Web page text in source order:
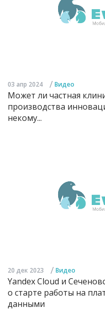
03 апр 2024 / Видео
Может ли частная
производства
некому...
20 дек 2023 / Видео
Yandex Cloud и
о старте работы на
данными